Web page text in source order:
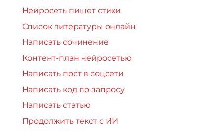
Нейросеть пишет стихи
Список литературы онлайн
Написать сочинение
Контент-план нейросетью
Написать пост в соцсети
Написать код по запросу
Написать статью
Продолжить текст с ИИ